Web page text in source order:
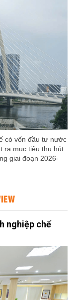
có vốn đầu tư nước
ra mục tiêu thu hút
giai đoạn 2026-
nghiệp chế